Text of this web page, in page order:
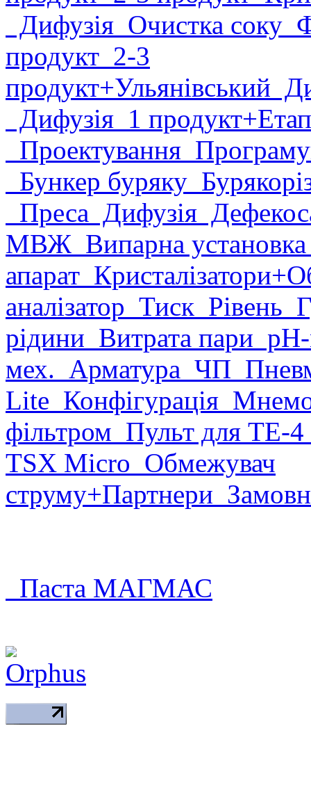
Дифузія Очистка соку
продукт 2-3
продукт+Ульянівський
Дифузія 1 продукт
Проектування
Бункер буряку
Преса Дифузія
МВЖ Випарна
апарат Кристалізатори
аналізатор Тиск Рівень
рідини Витрата пари
мех. Арматура ЧП
Lite Конфігурація
фільтром Пульт для ТЕ-4
TSX Micro Обмежувач
струму+Партнери
Паста МАГМАС